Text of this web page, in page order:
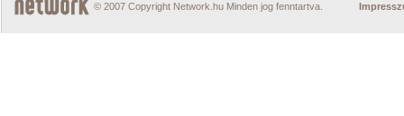
© 2007 Copyright Network.hu Minden jog fenntartva.